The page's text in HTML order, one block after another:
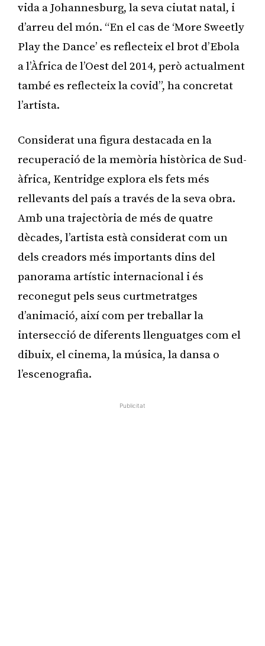
vida a Johannesburg, la seva ciutat natal, i
d’arreu del món. “En el cas de ‘More Sweetly
Play the Dance’ es reflecteix el brot d’Ebola
a l’Àfrica de l’Oest del 2014, però actualment
també es reflecteix la covid”, ha concretat
l’artista.
Considerat una figura destacada en la
recuperació de la memòria històrica de Sud-
àfrica, Kentridge explora els fets més
rellevants del país a través de la seva obra.
Amb una trajectòria de més de quatre
dècades, l’artista està considerat com un
dels creadors més importants dins del
panorama artístic internacional i és
reconegut pels seus curtmetratges
d’animació, així com per treballar la
intersecció de diferents llenguatges com el
dibuix, el cinema, la música, la dansa o
l’escenografia.
Publicitat